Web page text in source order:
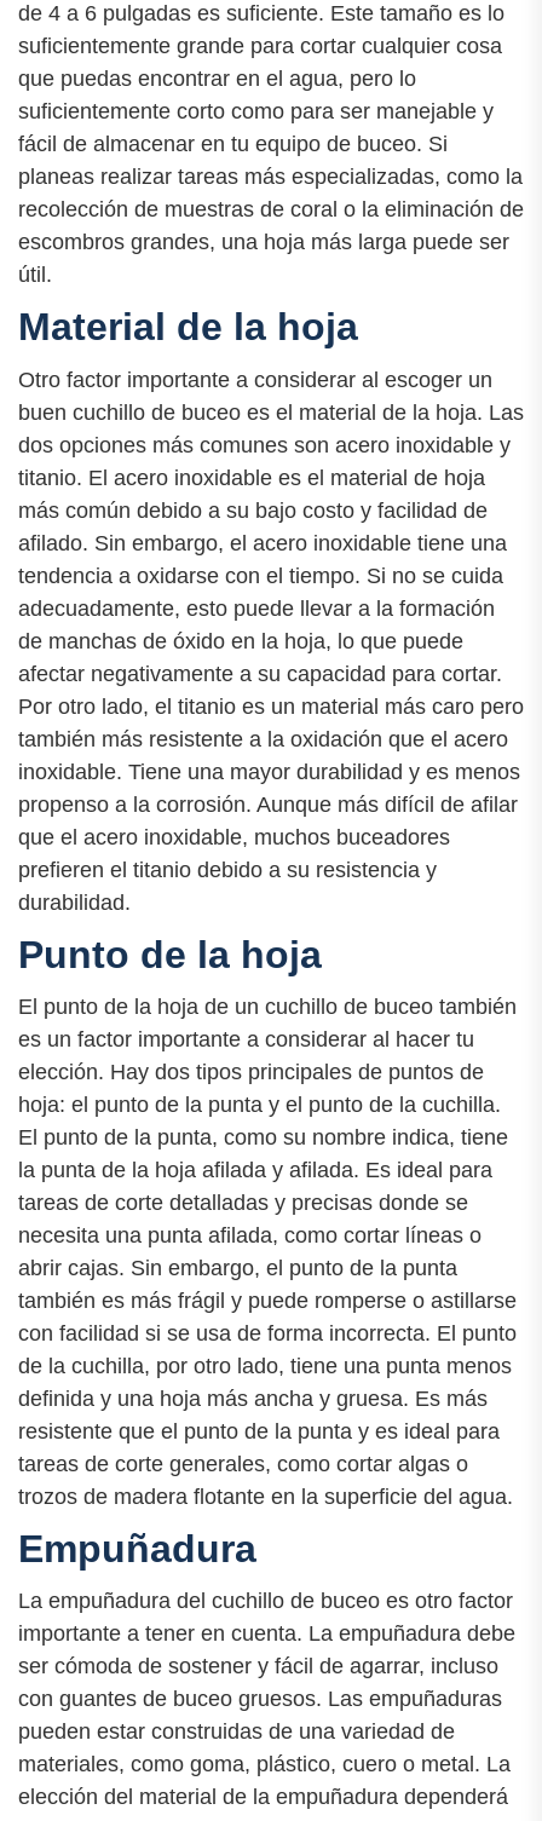
de 4 a 6 pulgadas es suficiente. Este tamaño es lo
suficientemente grande para cortar cualquier cosa
que puedas encontrar en el agua, pero lo
suficientemente corto como para ser manejable y
fácil de almacenar en tu equipo de buceo. Si
planeas realizar tareas más especializadas, como la
recolección de muestras de coral o la eliminación de
escombros grandes, una hoja más larga puede ser
útil.
Material de la hoja
Otro factor importante a considerar al escoger un
buen cuchillo de buceo es el material de la hoja. Las
dos opciones más comunes son acero inoxidable y
titanio. El acero inoxidable es el material de hoja
más común debido a su bajo costo y facilidad de
afilado. Sin embargo, el acero inoxidable tiene una
tendencia a oxidarse con el tiempo. Si no se cuida
adecuadamente, esto puede llevar a la formación
de manchas de óxido en la hoja, lo que puede
afectar negativamente a su capacidad para cortar.
Por otro lado, el titanio es un material más caro pero
también más resistente a la oxidación que el acero
inoxidable. Tiene una mayor durabilidad y es menos
propenso a la corrosión. Aunque más difícil de afilar
que el acero inoxidable, muchos buceadores
prefieren el titanio debido a su resistencia y
durabilidad.
Punto de la hoja
El punto de la hoja de un cuchillo de buceo también
es un factor importante a considerar al hacer tu
elección. Hay dos tipos principales de puntos de
hoja: el punto de la punta y el punto de la cuchilla.
El punto de la punta, como su nombre indica, tiene
la punta de la hoja afilada y afilada. Es ideal para
tareas de corte detalladas y precisas donde se
necesita una punta afilada, como cortar líneas o
abrir cajas. Sin embargo, el punto de la punta
también es más frágil y puede romperse o astillarse
con facilidad si se usa de forma incorrecta. El punto
de la cuchilla, por otro lado, tiene una punta menos
definida y una hoja más ancha y gruesa. Es más
resistente que el punto de la punta y es ideal para
tareas de corte generales, como cortar algas o
trozos de madera flotante en la superficie del agua.
Empuñadura
La empuñadura del cuchillo de buceo es otro factor
importante a tener en cuenta. La empuñadura debe
ser cómoda de sostener y fácil de agarrar, incluso
con guantes de buceo gruesos. Las empuñaduras
pueden estar construidas de una variedad de
materiales, como goma, plástico, cuero o metal. La
elección del material de la empuñadura dependerá